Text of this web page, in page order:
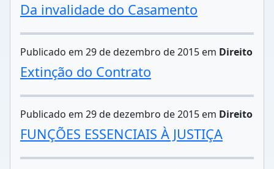
Da invalidade do Casamento
Publicado em 29 de dezembro de 2015 em Direito
Extinção do Contrato
Publicado em 29 de dezembro de 2015 em Direito
FUNÇÕES ESSENCIAIS À JUSTIÇA